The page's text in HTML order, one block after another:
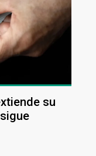
su